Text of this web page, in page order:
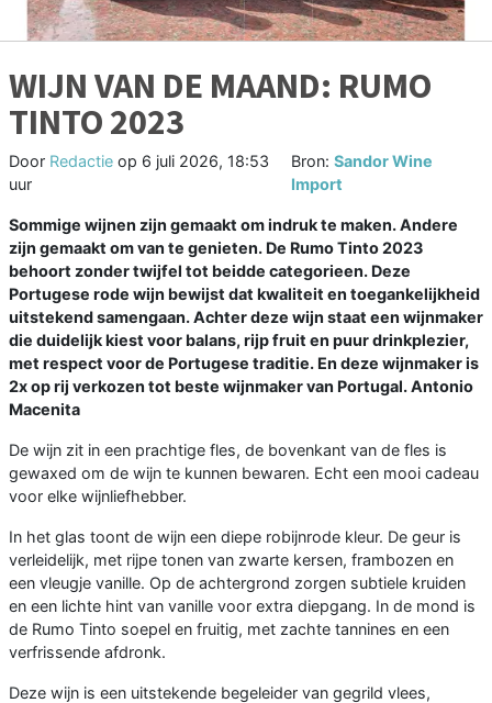
WIJN VAN DE MAAND: RUMO
TINTO 2023
Door Redactie op 6 juli 2026, 18:53
uur
Bron: Sandor Wine
Import
Sommige wijnen zijn gemaakt om indruk te maken. Andere
zijn gemaakt om van te genieten. De Rumo Tinto 2023
behoort zonder twijfel tot beidde categorieen. Deze
Portugese rode wijn bewijst dat kwaliteit en toegankelijkheid
uitstekend samengaan. Achter deze wijn staat een wijnmaker
die duidelijk kiest voor balans, rijp fruit en puur drinkplezier,
met respect voor de Portugese traditie. En deze wijnmaker is
2x op rij verkozen tot beste wijnmaker van Portugal. Antonio
Macenita
De wijn zit in een prachtige fles, de bovenkant van de fles is
gewaxed om de wijn te kunnen bewaren. Echt een mooi cadeau
voor elke wijnliefhebber.
In het glas toont de wijn een diepe robijnrode kleur. De geur is
verleidelijk, met rijpe tonen van zwarte kersen, frambozen en
een vleugje vanille. Op de achtergrond zorgen subtiele kruiden
en een lichte hint van vanille voor extra diepgang. In de mond is
de Rumo Tinto soepel en fruitig, met zachte tannines en een
verfrissende afdronk.
Deze wijn is een uitstekende begeleider van gegrild vlees,